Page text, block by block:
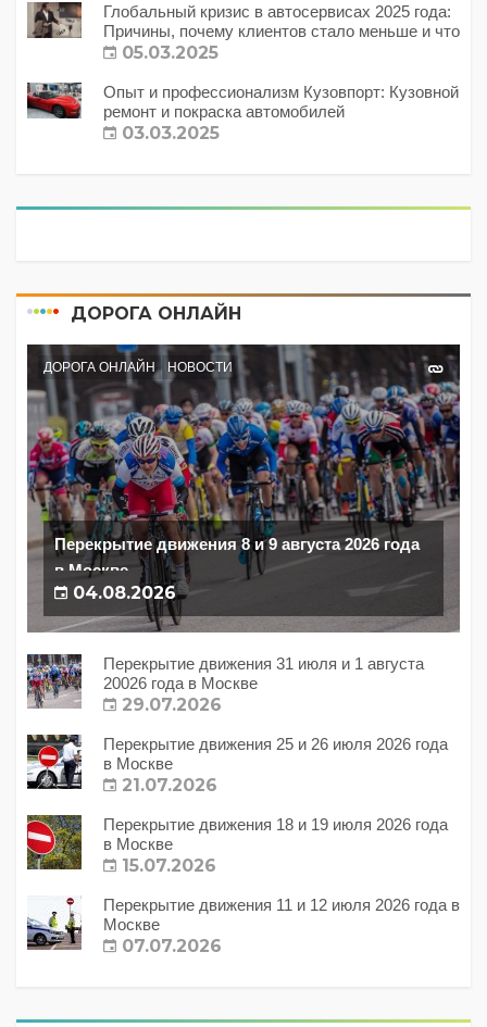
Глобальный кризис в автосервисах 2025 года:
Причины, почему клиентов стало меньше и что
с этим делать?
05.03.2025
Опыт и профессионализм Кузовпорт: Кузовной
ремонт и покраска автомобилей
03.03.2025
ДОРОГА ОНЛАЙН
ДОРОГА ОНЛАЙН НОВОСТИ
Перекрытие движения 8 и 9 августа 2026 года
в Москве
04.08.2026
Перекрытие движения 31 июля и 1 августа
20026 года в Москве
29.07.2026
Перекрытие движения 25 и 26 июля 2026 года
в Москве
21.07.2026
Перекрытие движения 18 и 19 июля 2026 года
в Москве
15.07.2026
Перекрытие движения 11 и 12 июля 2026 года в
Москве
07.07.2026